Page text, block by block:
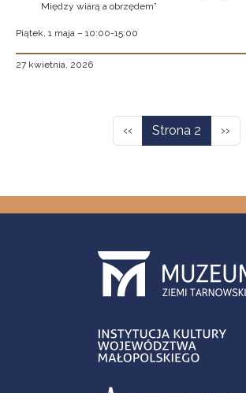
Między wiarą a obrzędem”
Piątek, 1 maja – 10:00-15:00
27 kwietnia, 2026
Poprzednia strona
‹‹ Strona 2 ››